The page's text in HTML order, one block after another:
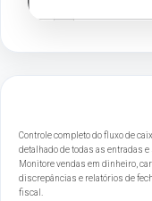
Controle completo do fluxo de
detalhado de todas as entradas
Monitore vendas em dinheiro,
discrepâncias e relatórios de
fiscal.